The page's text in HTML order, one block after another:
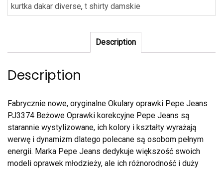
kurtka dakar diverse, t shirty damskie
Description
Description
Fabrycznie nowe, oryginalne Okulary oprawki Pepe Jeans
PJ3374 Beżowe Oprawki korekcyjne Pepe Jeans są
starannie wystylizowane, ich kolory i kształty wyrażają
werwę i dynamizm dlatego polecane są osobom pełnym
energii. Marka Pepe Jeans dedykuje większość swoich
modeli oprawek młodzieży, ale ich różnorodność i duży